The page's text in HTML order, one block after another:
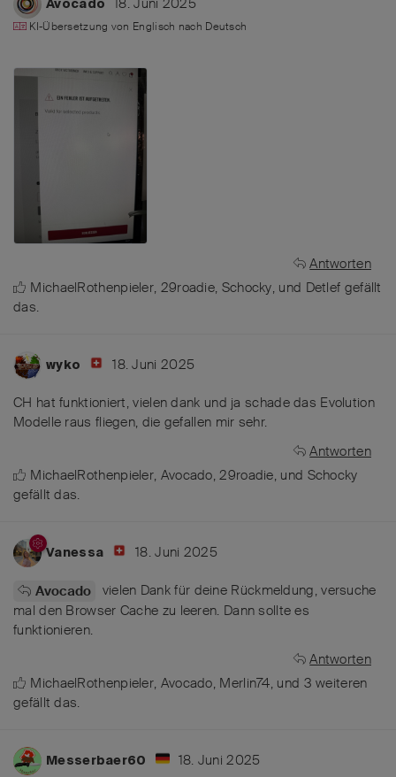
Avocado
KI-Übersetzung von Englisch nach Deutsch
Antworten
MichaelRothenpieler, 29roadie, Schocky, und Detlef gefällt
das.
wyko 18. Juni 2025
CH hat funktioniert, vielen dank und ja schade das Evolution
Modelle raus fliegen, die gefallen mir sehr.
Antworten
MichaelRothenpieler, Avocado,29roadie, und Schocky
gefällt das.
Vanessa 18. Juni 2025
Avocado
vielen Dank für deine Rückmeldung, versuche
mal den Browser Cache zu leeren. Dann sollte es
funktionieren.
Antworten
MichaelRothenpieler, Avocado, Merlin74, und 3 weiteren
gefällt das.
Messerbaer60 18. Juni 2025